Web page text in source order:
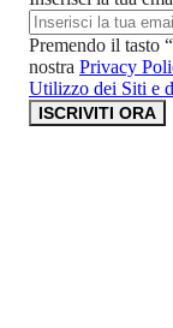
Premendo il tasto
nostra Privacy
Utilizzo dei Siti e
ISCRIVITI ORA